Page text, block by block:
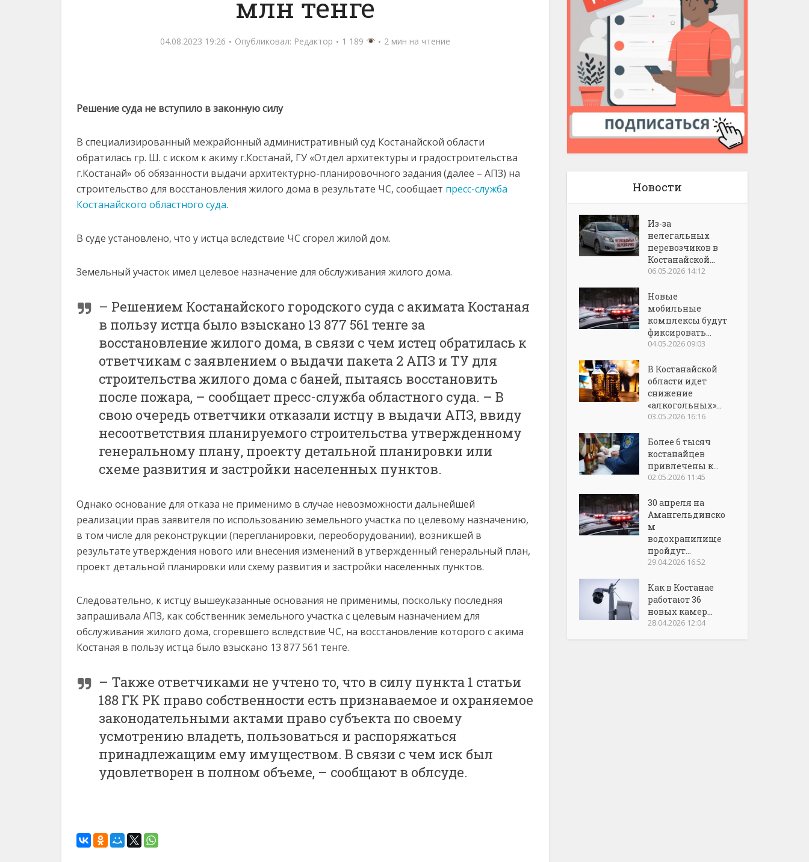
млн тенге
04.08.2023 19:26 Опубликовал: Редактор 1 189 2 мин на чтение
Решение суда не вступило в законную силу
В специализированный межрайонный административный суд Костанайской области
обратилась гр. Ш. с иском к акиму г.Костанай, ГУ «Отдел архитектуры и градостроительства
г.Костанай» об обязанности выдачи архитектурно-планировочного задания (далее – АПЗ) на
строительство для восстановления жилого дома в результате ЧС, сообщает пресс-служба
Костанайского областного суда.
В суде установлено, что у истца вследствие ЧС сгорел жилой дом.
Земельный участок имел целевое назначение для обслуживания жилого дома.
– Решением Костанайского городского суда с акимата Костаная
в пользу истца было взыскано 13 877 561 тенге за
восстановление жилого дома, в связи с чем истец обратилась к
ответчикам с заявлением о выдачи пакета 2 АПЗ и ТУ для
строительства жилого дома с баней, пытаясь восстановить
после пожара, – сообщает пресс-служба областного суда. – В
свою очередь ответчики отказали истцу в выдачи АПЗ, ввиду
несоответствия планируемого строительства утвержденному
генеральному плану, проекту детальной планировки или
схеме развития и застройки населенных пунктов.
Однако основание для отказа не применимо в случае невозможности дальнейшей
реализации прав заявителя по использованию земельного участка по целевому назначению,
в том числе для реконструкции (перепланировки, переоборудовании), возникшей в
результате утверждения нового или внесения изменений в утвержденный генеральный план,
проект детальной планировки или схему развития и застройки населенных пунктов.
Следовательно, к истцу вышеуказанные основания не применимы, поскольку последняя
запрашивала АПЗ, как собственник земельного участка с целевым назначением для
обслуживания жилого дома, сгоревшего вследствие ЧС, на восстановление которого с акима
Костаная в пользу истца было взыскано 13 877 561 тенге.
– Также ответчиками не учтено то, что в силу пункта 1 статьи
188 ГК РК право собственности есть признаваемое и охраняемое
законодательными актами право субъекта по своему
усмотрению владеть, пользоваться и распоряжаться
принадлежащим ему имуществом. В связи с чем иск был
удовлетворен в полном объеме, – сообщают в облсуде.
Новости
Из-за
нелегальных
перевозчиков в
Костанайской...
06.05.2026 14:12
Новые
мобильные
комплексы будут
фиксировать...
04.05.2026 09:03
В Костанайской
области идет
снижение
«алкогольных»...
03.05.2026 16:16
Более 6 тысяч
костанайцев
привлечены к...
02.05.2026 11:45
30 апреля на
Амангельдинско
м
водохранилище
пройдут...
29.04.2026 16:52
Как в Костанае
работают 36
новых камер...
28.04.2026 12:04